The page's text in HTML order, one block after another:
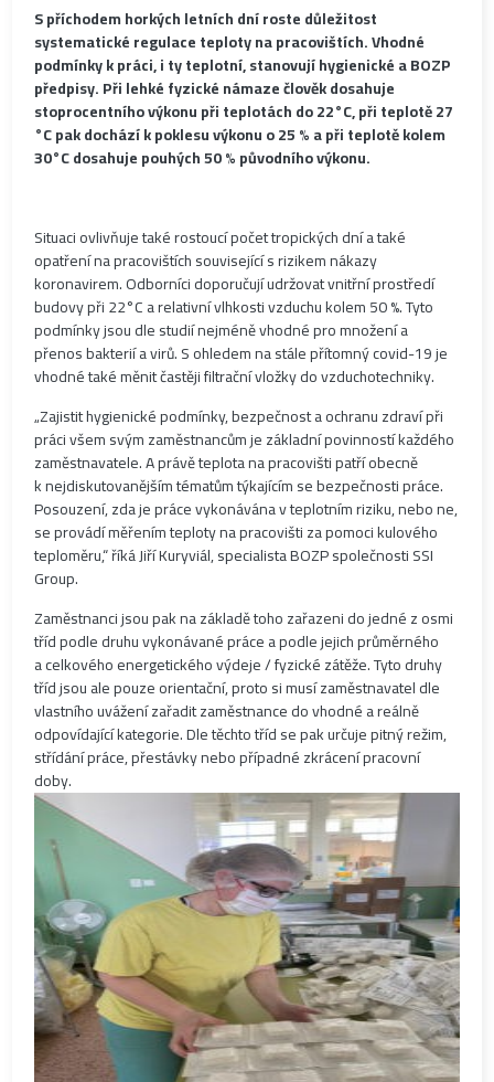
S příchodem horkých letních dní roste důležitost
systematické regulace teploty na pracovištích. Vhodné
podmínky k práci, i ty teplotní, stanovují hygienické a BOZP
předpisy. Při lehké fyzické námaze člověk dosahuje
stoprocentního výkonu při teplotách do 22°C, při teplotě 27
°C pak dochází k poklesu výkonu o 25 % a při teplotě kolem
30°C dosahuje pouhých 50 % původního výkonu.
Situaci ovlivňuje také rostoucí počet tropických dní a také
opatření na pracovištích související s rizikem nákazy
koronavirem. Odborníci doporučují udržovat vnitřní prostředí
budovy při 22°C a relativní vlhkosti vzduchu kolem 50 %. Tyto
podmínky jsou dle studií nejméně vhodné pro množení a
přenos bakterií a virů. S ohledem na stále přítomný covid-19 je
vhodné také měnit častěji filtrační vložky do vzduchotechniky.
„Zajistit hygienické podmínky, bezpečnost a ochranu zdraví při
práci všem svým zaměstnancům je základní povinností každého
zaměstnavatele. A právě teplota na pracovišti patří obecně
k nejdiskutovanějším tématům týkajícím se bezpečnosti práce.
Posouzení, zda je práce vykonávána v teplotním riziku, nebo ne,
se provádí měřením teploty na pracovišti za pomoci kulového
teploměru,“ říká Jiří Kuryviál, specialista BOZP společnosti SSI
Group.
Zaměstnanci jsou pak na základě toho zařazeni do jedné z osmi
tříd podle druhu vykonávané práce a podle jejich průměrného
a celkového energetického výdeje / fyzické zátěže. Tyto druhy
tříd jsou ale pouze orientační, proto si musí zaměstnavatel dle
vlastního uvážení zařadit zaměstnance do vhodné a reálně
odpovídající kategorie. Dle těchto tříd se pak určuje pitný režim,
střídání práce, přestávky nebo případné zkrácení pracovní
doby.